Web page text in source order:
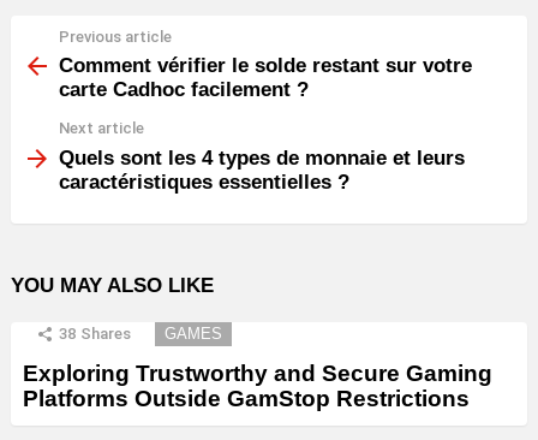
more
Previous article
Comment vérifier le solde restant sur votre
carte Cadhoc facilement ?
Next article
Quels sont les 4 types de monnaie et leurs
caractéristiques essentielles ?
YOU MAY ALSO LIKE
38 Shares GAMES
Exploring Trustworthy and Secure Gaming
Platforms Outside GamStop Restrictions